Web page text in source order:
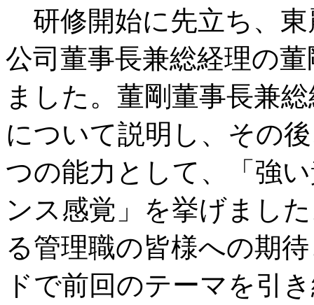
研修開始に先立ち、東
公司董事長兼総経理の
ました。董剛董事長兼
について説明し、その
つの能力として、「強
ンス感覚」を挙げまし
る管理職の皆様への期
ドで前回のテーマを引